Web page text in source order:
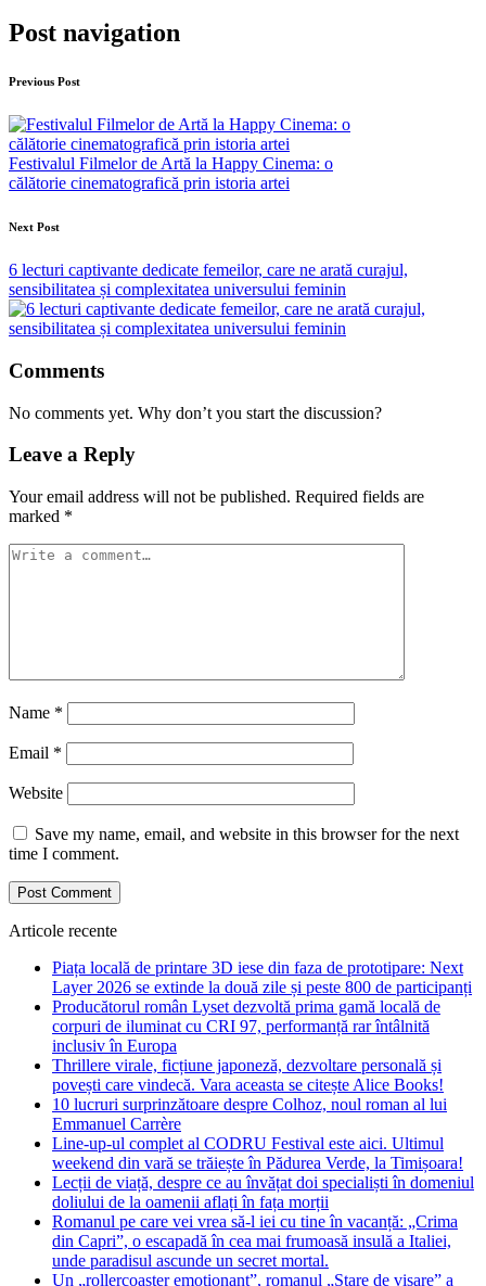
Post navigation
Previous Post
Festivalul Filmelor de Artă la Happy Cinema: o
călătorie cinematografică prin istoria artei
Next Post
6 lecturi captivante dedicate femeilor, care ne arată curajul,
sensibilitatea și complexitatea universului feminin
Comments
No comments yet. Why don’t you start the discussion?
Leave a Reply
Your email address will not be published. Required fields are
marked *
Name *
Email *
Website
Save my name, email, and website in this browser for the next
time I comment.
Articole recente
Piața locală de printare 3D iese din faza de prototipare: Next
Layer 2026 se extinde la două zile și peste 800 de participanți
Producătorul român Lyset dezvoltă prima gamă locală de
corpuri de iluminat cu CRI 97, performanță rar întâlnită
inclusiv în Europa
Thrillere virale, ficțiune japoneză, dezvoltare personală și
povești care vindecă. Vara aceasta se citește Alice Books!
10 lucruri surprinzătoare despre Colhoz, noul roman al lui
Emmanuel Carrère
Line-up-ul complet al CODRU Festival este aici. Ultimul
weekend din vară se trăiește în Pădurea Verde, la Timișoara!
Lecții de viață, despre ce au învățat doi specialiști în domeniul
doliului de la oamenii aflați în fața morții
Romanul pe care vei vrea să-l iei cu tine în vacanță: „Crima
din Capri”, o escapadă în cea mai frumoasă insulă a Italiei,
unde paradisul ascunde un secret mortal.
Un „rollercoaster emoționant”, romanul „Stare de visare” a